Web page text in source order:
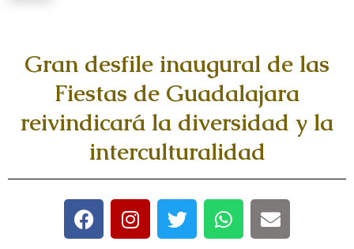
Gran desfile inaugural de las
Fiestas de Guadalajara
reivindicará la diversidad y la
interculturalidad